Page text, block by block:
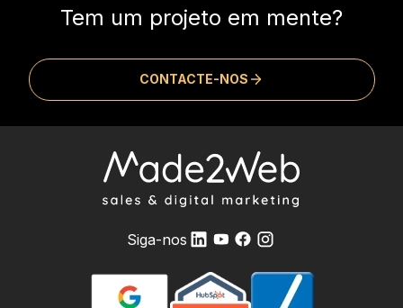
Siga-nos
Tem um projeto em mente?
CONTACTE-NOS